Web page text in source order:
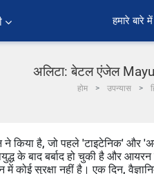
हमारे बारे में
अलिटा: बेटल एंजेल Mayur
होम उपन्यास
किया है, जो पहले 'टाइटेनिक' और
के बाद बर्बाद हो चुकी है और
में कोई सुरक्षा नहीं है। एक दिन,